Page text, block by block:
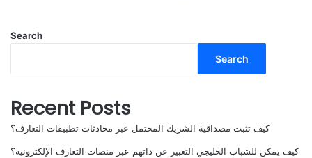
Search
Search
Recent Posts
كيف تثبت مصداقية الشريك المحتمل عبر محادثات تطبيقات التعارف؟
كيف يمكن للشباب الخليجي التعبير عن ذاتهم عبر منصات التعارف الإلكترونية؟